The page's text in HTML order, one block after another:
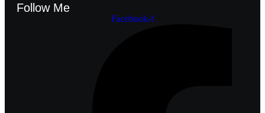
Follow Me
Facebook-f